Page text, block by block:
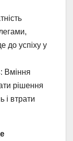
до успіху у
: Вміння
рішення
і втрати